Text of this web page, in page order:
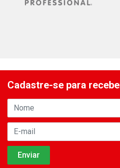
Cadastre-se para